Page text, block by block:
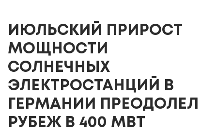
ИЮЛЬСКИЙ ПРИРОСТ
МОЩНОСТИ
СОЛНЕЧНЫХ
ЭЛЕКТРОСТАНЦИЙ В
ГЕРМАНИИ ПРЕОДОЛЕЛ
РУБЕЖ В 400 МВТ